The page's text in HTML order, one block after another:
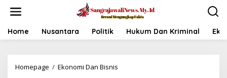
t
Home Nusantara Politik Hukum Dan Kriminal
Homepage / Ekonomi Dan Bisnis